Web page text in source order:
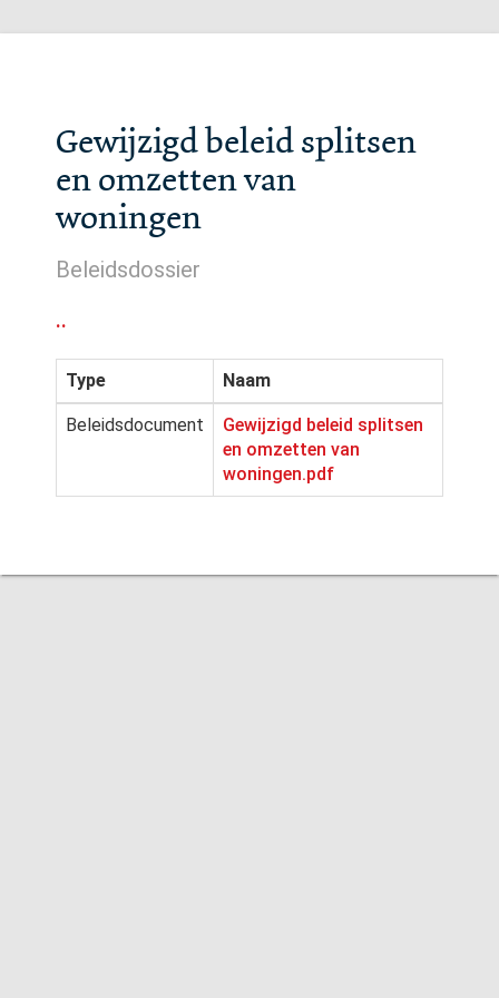
Gewijzigd beleid splitsen
en omzetten van
woningen
Beleidsdossier
..
Type Naam
Beleidsdocument
Gewijzigd beleid splitsen
en omzetten van
woningen.pdf